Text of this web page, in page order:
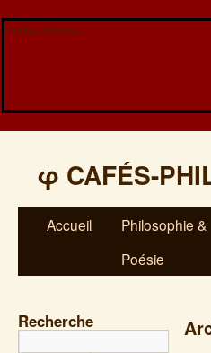
Veuillez patienter...
φ CAFÉS-
Accueil
Philosophie &
Poésie
Recherche